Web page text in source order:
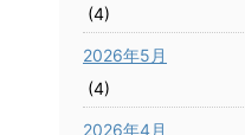
(4)
2026年5月
(4)
2026年4月